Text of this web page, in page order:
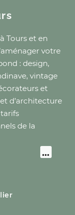
à Tours et en
votre
: design,
vintage
et
d’architecture
de la